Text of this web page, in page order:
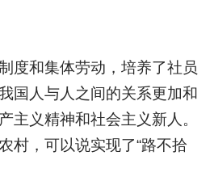
度和集体劳动，培养了社员
国人与人之间的关系更加和
主义精神和社会主义新人。
村，可以说实现了“路不拾